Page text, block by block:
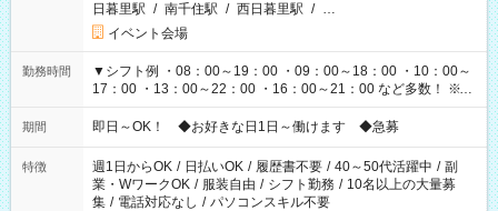
日暮里駅 / 南千住駅 / 西日暮里駅 / …
イベント会場
勤務時間
▼シフト例 ・08：00～19：00 ・09：00～18：00 ・10：00～
17：00 ・13：00～22：00 ・16：00～21：00 など多数！ ※お
仕事により勤務時間が異なります
期間 即日～OK！ ◆お好きな日1日～働けます ◆急募
特徴 週1日からOK / 日払いOK / 履歴書不要 / 40～50代活躍中 / 副
業・WワークOK / 服装自由 / シフト勤務 / 10名以上の大量募
集 / 電話対応なし / パソコンスキル不要